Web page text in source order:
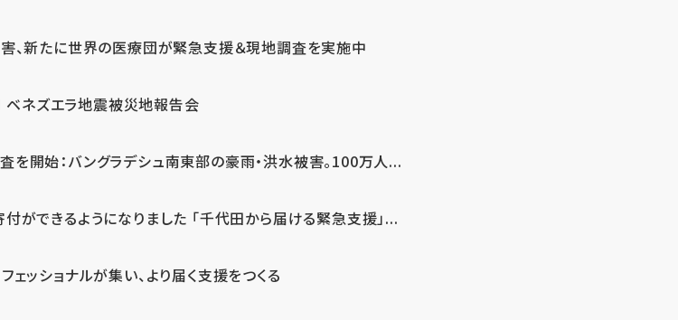
害、新たに世界の医療団が緊急支援＆現地調査を実施中
ネズエラ地震被災地報告会
を開始：バングラデシュ南東部の豪雨・洪水被害。100万人...
ができるようになりました 「千代田から届ける緊急支援」...
ェッショナルが集い、より届く支援をつくる